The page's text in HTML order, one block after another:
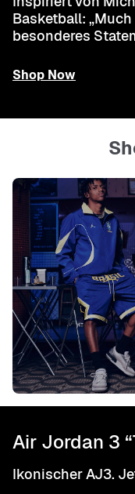
Basketball:
besonderes
Shop Now
Air Jordan 3
Ikonischer AJ3.